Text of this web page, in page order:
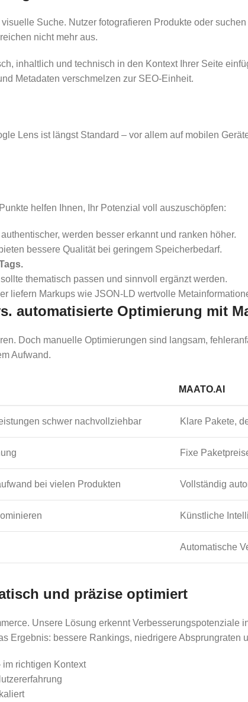
Suche. Nutzer fotografieren Produkte oder
nicht mehr aus.
inhaltlich und technisch in den Kontext Ihrer Seite
Metadaten verschmelzen zur SEO-Einheit.
Lens ist längst Standard – vor allem auf mobilen
helfen Ihnen, Ihr Potenzial voll auszuschöpfen:
werden besser erkannt und ranken höher.
bessere Qualität bei geringem Speicherbedarf.
thematisch passen und sinnvoll ergänzt werden.
liefern Markups wie JSON-LD wertvolle
automatisierte Optimierung mit
Doch manuelle Optimierungen sind langsam,
Aufwand.
MAATO.AI
schwer nachvollziehbar Klare Pakete,
Fixe
bei vielen Produkten Vollständig
Künstliche
Automatische
und präzise optimiert
Unsere Lösung erkennt Verbesserungspotenziale
Ergebnis: bessere Rankings, niedrigere Absprungraten
im richtigen Kontext